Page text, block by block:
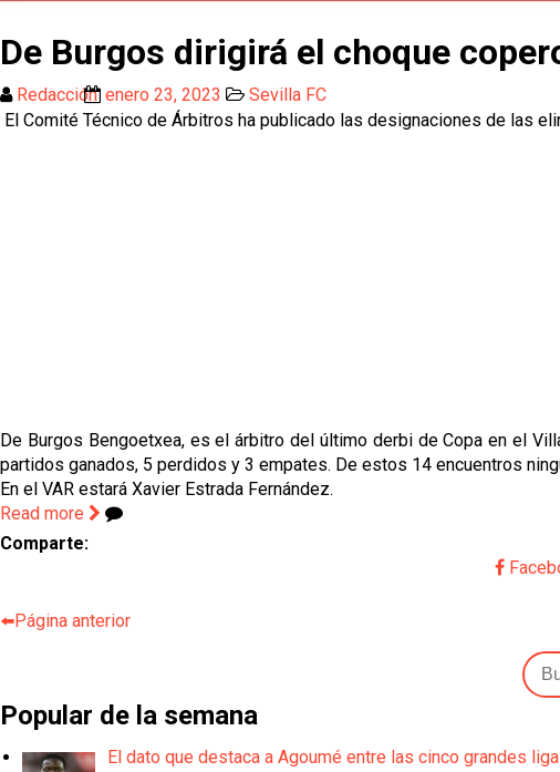
De Burgos dirigirá el choque
Redacción enero 23, 2023
Sevilla FC
El Comité Técnico de Árbitros ha publicado las designaciones de las
De Burgos Bengoetxea, es el árbitro del último derbi de Copa en el
partidos ganados, 5 perdidos y 3 empates. De estos 14 encuentros
En el VAR estará Xavier Estrada Fernández.
Read more
Comparte:
⬅️Página anterior
Popular de la semana
El dato que destaca a Agoumé entre las cinco grandes